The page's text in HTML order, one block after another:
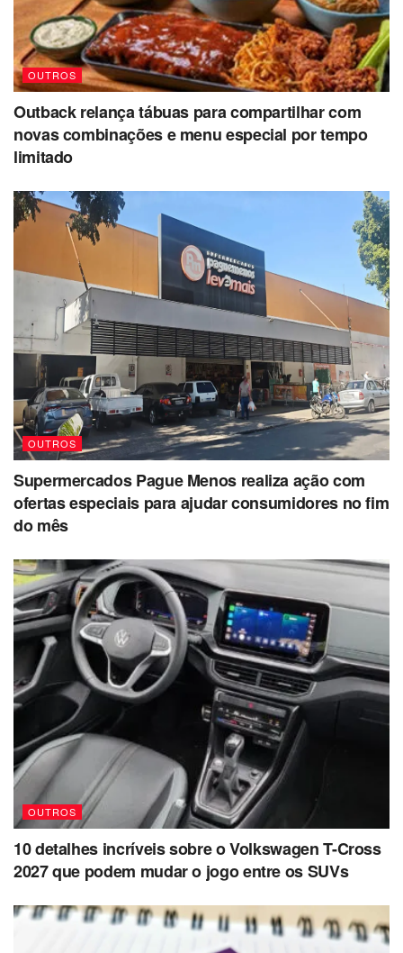
OUTROS
Outback relança tábuas para compartilhar com
novas combinações e menu especial por tempo
limitado
OUTROS
Supermercados Pague Menos realiza ação com
ofertas especiais para ajudar consumidores no fim
do mês
OUTROS
10 detalhes incríveis sobre o Volkswagen T-Cross
2027 que podem mudar o jogo entre os SUVs